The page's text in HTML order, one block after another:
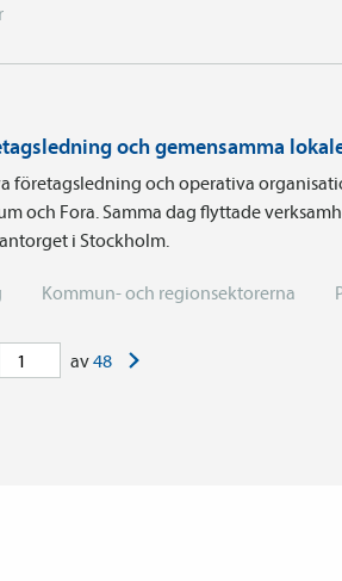
och gemensamma
företagsledning och operativa
och Fora. Samma dag flyttade
i Stockholm.
Kommun- och regionsektorerna
av48